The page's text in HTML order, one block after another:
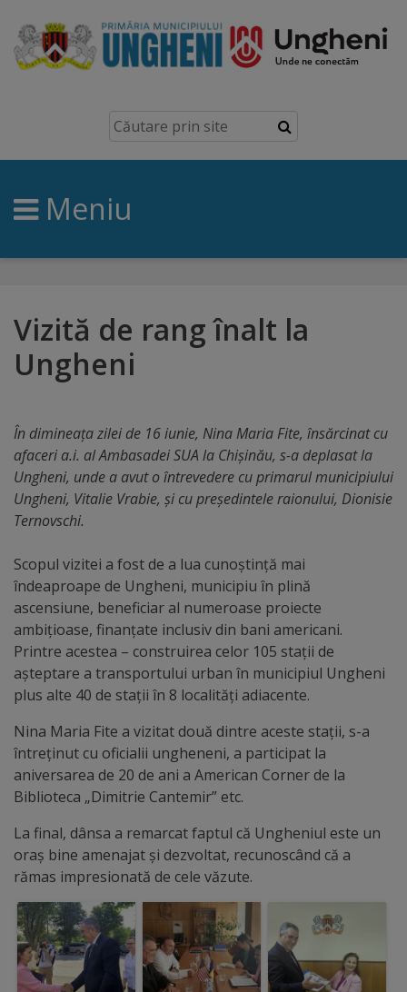
Ungheni
Prezentare
generală
Simbolurile
brand
Orașe
Distincții
Cetățeni
de
onoare
Deținători
ai
titlului
„Merite
pentru
Ungheni”
de
Excelență
Ungheniul
turistic
Meniu
Vizită de rang înalt la
Ungheni
În dimineața zilei de 16 iunie, Nina Maria Fite, însărcinat cu
afaceri a.i. al Ambasadei SUA la Chișinău, s-a deplasat la
Ungheni, unde a avut o întrevedere cu primarul municipiului
Ungheni, Vitalie Vrabie, și cu președintele raionului, Dionisie
Ternovschi.
Scopul vizitei a fost de a lua cunoștință mai
îndeaproape de Ungheni, municipiu în plină
ascensiune, beneficiar al numeroase proiecte
ambițioase, finanțate inclusiv din bani americani.
Printre acestea – construirea celor 105 stații de
așteptare a transportului urban în municipiul Ungheni
plus alte 40 de stații în 8 localități adiacente.
Nina Maria Fite a vizitat două dintre aceste stații, s-a
întreținut cu oficialii ungheneni, a participat la
aniversarea de 20 de ani a American Corner de la
Biblioteca „Dimitrie Cantemir” etc.
La final, dânsa a remarcat faptul că Ungheniul este un
oraș bine amenajat și dezvoltat, recunoscând că a
rămas impresionată de cele văzute.